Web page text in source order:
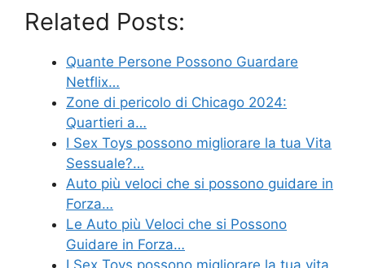
Related Posts:
Quante Persone Possono Guardare
Netflix…
Zone di pericolo di Chicago 2024:
Quartieri a…
I Sex Toys possono migliorare la tua Vita
Sessuale?…
Auto più veloci che si possono guidare in
Forza…
Le Auto più Veloci che si Possono
Guidare in Forza…
I Sex Toys possono migliorare la tua vita